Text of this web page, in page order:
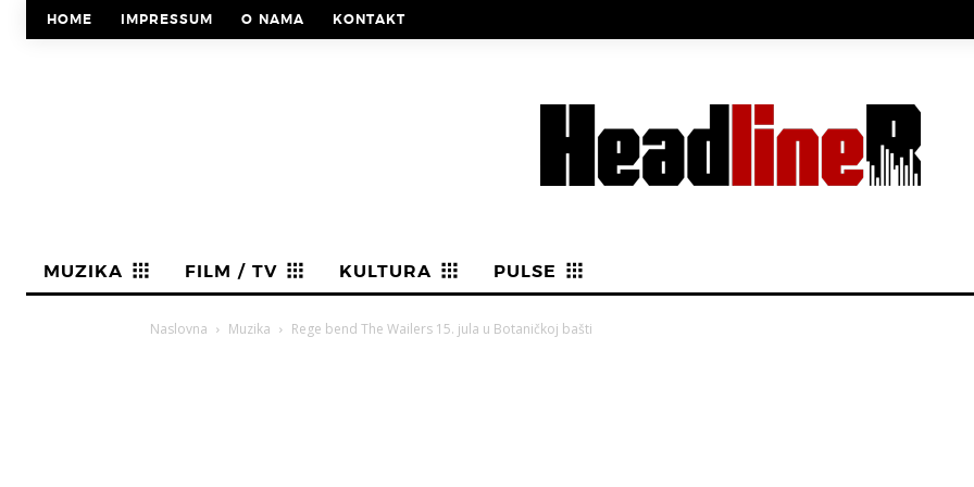
HOME IMPRESSUM O NAMA KONTAKT
MUZIKA FILM / TV KULTURA PULSE
Naslovna Muzika Rege bend The Wailers 15. jula u Botaničkoj bašti